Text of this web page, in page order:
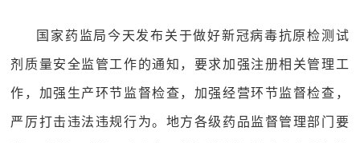
国家药监局今天发布关于做好新冠病毒抗原检测试
剂质量安全监管工作的通知，要求加强注册相关管理工
作，加强生产环节监督检查，加强经营环节监督检查，
严厉打击违法违规行为。地方各级药品监督管理部门要